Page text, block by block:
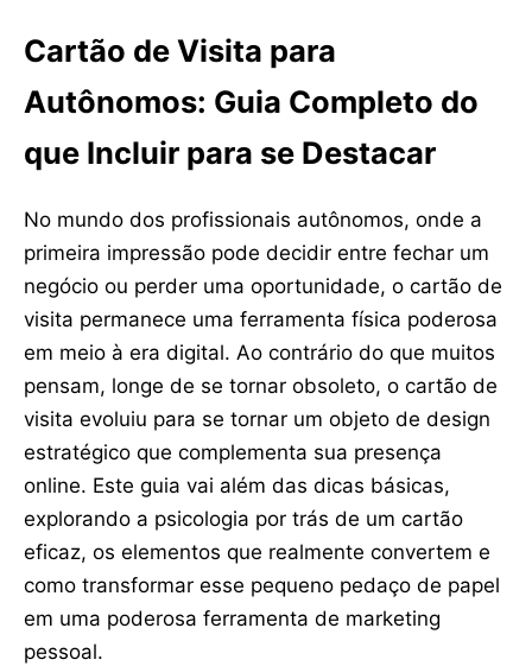
Cartão de Visita para
Autônomos: Guia Completo do
que Incluir para se Destacar
No mundo dos profissionais autônomos, onde a
primeira impressão pode decidir entre fechar um
negócio ou perder uma oportunidade, o cartão de
visita permanece uma ferramenta física poderosa
em meio à era digital. Ao contrário do que muitos
pensam, longe de se tornar obsoleto, o cartão de
visita evoluiu para se tornar um objeto de design
estratégico que complementa sua presença
online. Este guia vai além das dicas básicas,
explorando a psicologia por trás de um cartão
eficaz, os elementos que realmente convertem e
como transformar esse pequeno pedaço de papel
em uma poderosa ferramenta de marketing
pessoal.